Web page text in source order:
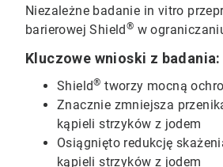
Niezależne badanie in vitro
barierowej Shield® w
Kluczowe wnioski z badania:
Shield® tworzy mocną
Znacznie zmniejsza
kąpieli strzyków z jodem​​​​​​​
Osiągnięto redukcję
kąpieli strzyków z jodem​​​​​​​